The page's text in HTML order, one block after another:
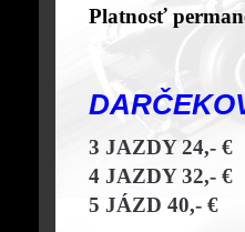
Platnosť
DARČEKO
3 JAZDY 24,- €
4 JAZDY 32,- €
5 JÁZD 40,- €